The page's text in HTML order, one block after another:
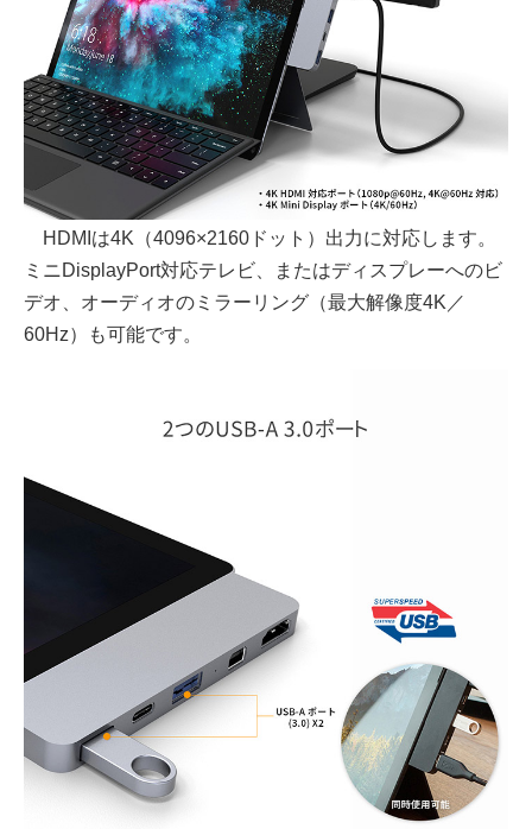
HDMIは4K（4096×2160ドット）出力に対応します。
ミニDisplayPort対応テレビ、またはディスプレーへのビ
デオ、オーディオのミラーリング（最大解像度4K／
60Hz）も可能です。